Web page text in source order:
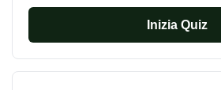
Inizia Quiz